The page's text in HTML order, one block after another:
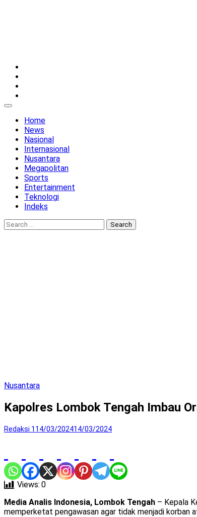
Home
News
Nasional
Internasional
Nusantara
Megapolitan
Sports
Entertainment
Teknologi
Indeks
Search
for:
Nusantara
Kapolres Lombok Tengah Imbau
Redaksi 1 14/03/202414/03/2024
Views: 0
Media Analis Indonesia, Lombok Tengah – Kepala
memperketat pengawasan agar tidak menjadi korban